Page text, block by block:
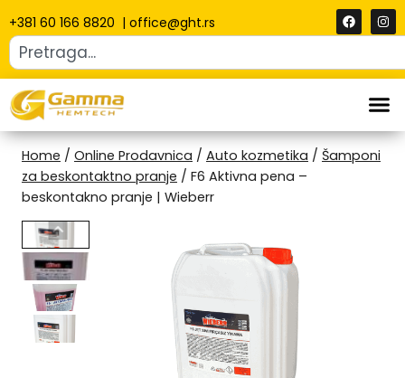
+381 60 166 8820 | office@ght.rs
Home / Online Prodavnica / Auto kozmetika / Šamponi
za beskontaktno pranje / F6 Aktivna pena –
beskontakno pranje | Wieberr